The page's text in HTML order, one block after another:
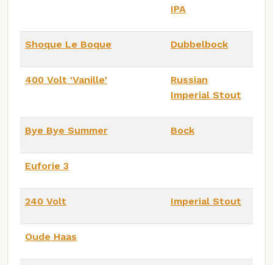
IPA
Shoque Le Boque Dubbelbock
400 Volt 'Vanille'
Russian
Imperial Stout
Bye Bye Summer Bock
Euforie 3
240 Volt Imperial Stout
Oude Haas